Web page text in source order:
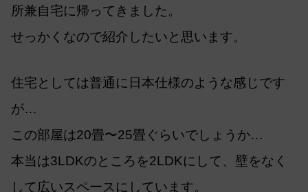
所兼自宅に帰ってきました。
せっかくなので紹介したいと思います。
住宅としては普通に日本仕様のような感じです
が…
この部屋は20畳〜25畳ぐらいでしょうか…
本当は3LDKのところを2LDKにして、壁をなく
して広いスペースにしています。